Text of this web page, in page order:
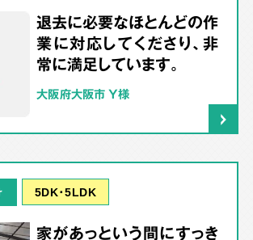
退去に必要なほとんどの作
業に対応してくださり、非
常に満足しています。
大阪府大阪市 Y様
5DK･5LDK
家があっという間にすっき